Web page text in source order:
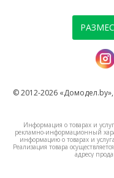
© 2012-2026
Информация о товарах и
рекламно-информационный
информацию о товарах и
Реализация товара
адресу